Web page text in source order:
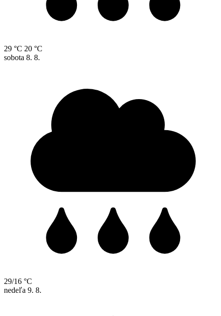
29 °C 20 °C
sobota 8. 8.
29/16 °C
nedeľa 9. 8.